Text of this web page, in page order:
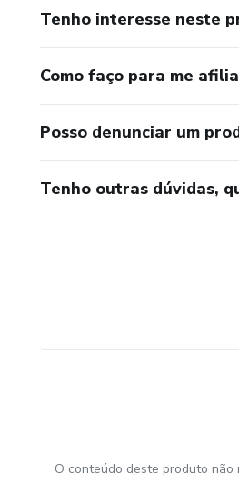
Tenho interesse neste
Como faço para me
Posso denunciar um
Tenho outras dúvidas,
O conteúdo deste produto não